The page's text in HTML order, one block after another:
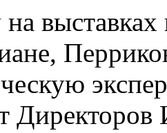
на
Директоров